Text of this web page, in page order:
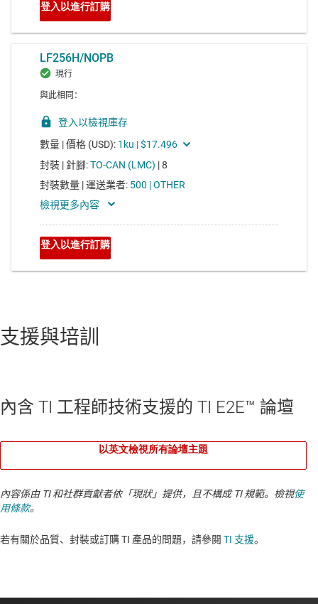
支援與培訓
內含 TI 工程師技術支援的 TI E2E™ 論壇
以英文檢視所有論壇主題
內容係由 TI 和社群貢獻者依「現狀」提供，且不構成 TI 規範。檢視使
用條款。
若有關於品質、封裝或訂購 TI 產品的問題，請參閱 TI 支援。​​​​​​​​​​​​​​